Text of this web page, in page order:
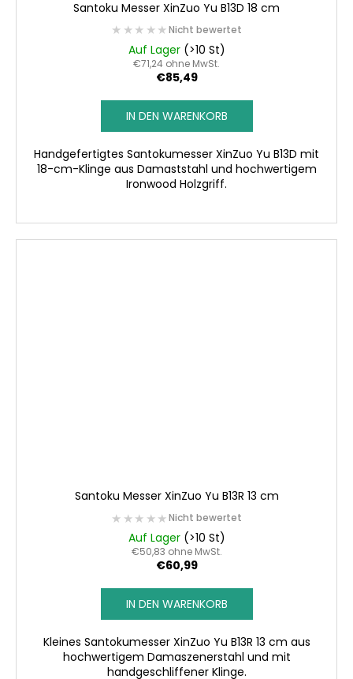
Santoku Messer XinZuo Yu B13D 18 cm
★★★★★
★★★★★Nicht bewertet
Auf Lager (>10 St)
€71,24 ohne MwSt.
€85,49
IN DEN WARENKORB
Handgefertigtes Santokumesser XinZuo Yu B13D mit
18-cm-Klinge aus Damaststahl und hochwertigem
Ironwood Holzgriff.
Santoku Messer XinZuo Yu B13R 13 cm
★★★★★
★★★★★Nicht bewertet
Auf Lager (>10 St)
€50,83 ohne MwSt.
€60,99
IN DEN WARENKORB
Kleines Santokumesser XinZuo Yu B13R 13 cm aus
hochwertigem Damaszenerstahl und mit
handgeschliffener Klinge.